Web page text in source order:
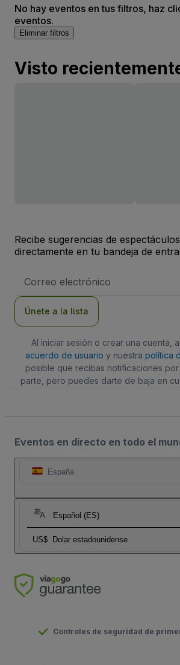
No hay eventos en tus filtros, haz
eventos.
Eliminar filtros
Visto
Recibe sugerencias de
directamente en tu bandeja de
de
Únete a la lista
Al iniciar sesión o crear una cuenta,
acuerdo de usuario y nuestra política
posible que recibas notificaciones por
parte, pero puedes darte de baja en
Eventos en directo en todo el
España
Español (ES)
US$ Dolar estadounidense
Controles de seguridad de